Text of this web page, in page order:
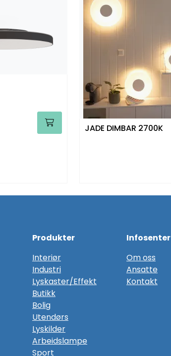
JADE DIMBAR 2700K
Produkter
Interiør
Industri
Lyskaster/Effekt
Butikk
Bolig
Utendørs
Lyskilder
Arbeidslampe
Sport
Infosenter
Om oss
Ansatte
Kontakt